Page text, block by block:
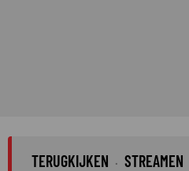
TERUGKIJKEN · STREAMEN